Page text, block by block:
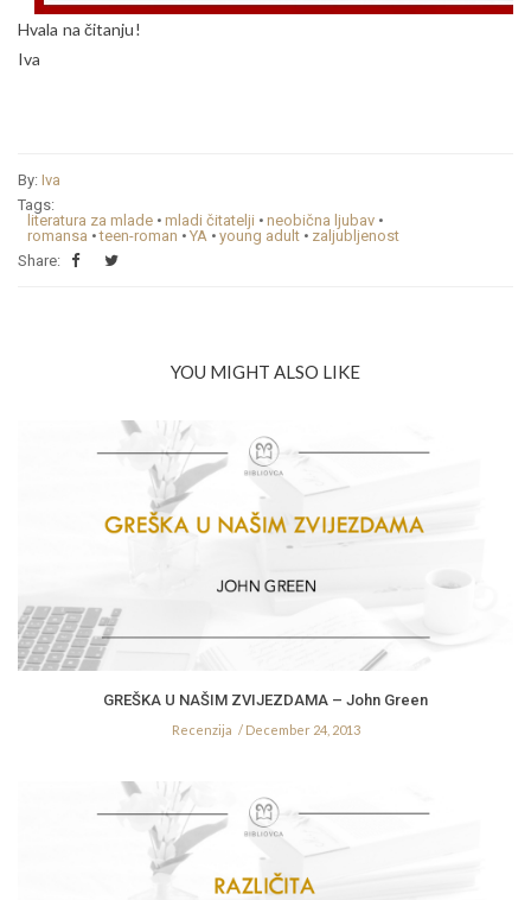
Hvala na čitanju!
Iva
By: Iva
Tags:
literatura za mlade • mladi čitatelji • neobična ljubav •
romansa • teen-roman • YA • young adult • zaljubljenost
Share:
YOU MIGHT ALSO LIKE
GREŠKA U NAŠIM ZVIJEZDAMA – John Green
Recenzija December 24, 2013